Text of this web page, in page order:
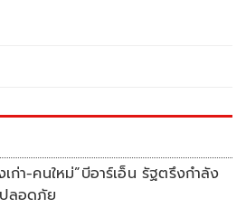
-คนใหม่”บีอาร์เอ็น รัฐตรึงกำลัง
ลอดภัย